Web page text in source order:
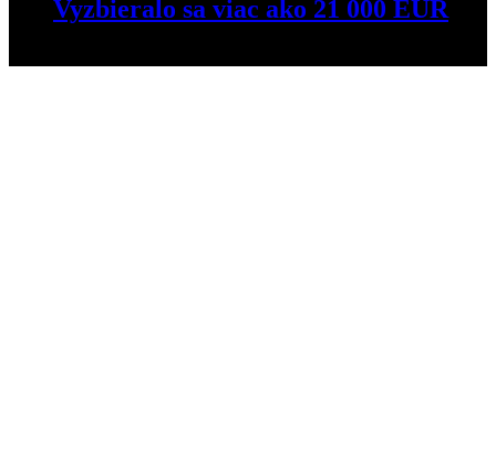
Vyzbieralo sa viac ako 21 000 EUR